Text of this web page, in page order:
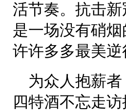
活节奏。抗击
是一场没有硝
许许多多最美逆
为众人抱薪
四特酒不忘走